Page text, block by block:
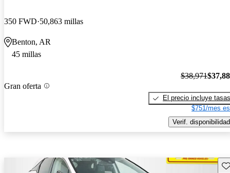
350 FWD 50,863 millas
Benton, AR
45 millas
Gran oferta
$38,971
El precio incluye tasas
$751/mes
Verif. disponibilidad